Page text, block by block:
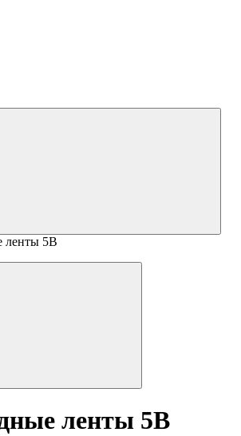
ленты 5В
ленты 5В